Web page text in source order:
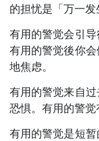
的担忧是「万一发
有用的警觉会引导
有用的警觉後你
地焦虑。
有用的警觉来自
恐惧。有用的警觉
有用的警觉是短